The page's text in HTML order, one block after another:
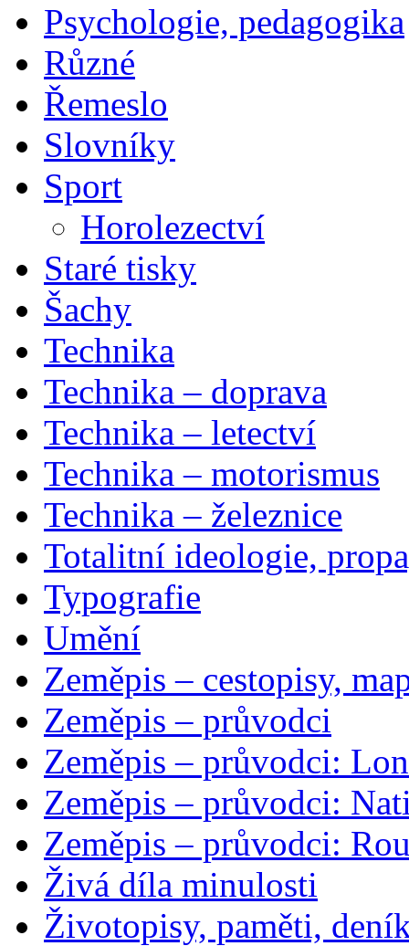
Psychologie, pedagogika
Různé
Řemeslo
Slovníky
Sport
Horolezectví
Staré tisky
Šachy
Technika
Technika – doprava
Technika – letectví
Technika – motorismus
Technika – železnice
Totalitní ideologie,
Typografie
Umění
Zeměpis – cestopisy,
Zeměpis – průvodci
Zeměpis – průvodci:
Zeměpis – průvodci:
Zeměpis – průvodci:
Živá díla minulosti
Životopisy, paměti,